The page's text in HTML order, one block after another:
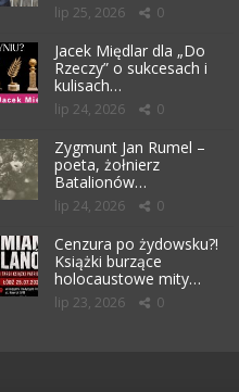
lip 25, 2026 0
Jacek Międlar dla „Do
Rzeczy” o sukcesach i
kulisach…
lip 24, 2026 0
Zygmunt Jan Rumel –
poeta, żołnierz
Batalionów…
lip 24, 2026 0
Cenzura po żydowsku?!
Książki burzące
holocaustowe mity…
lip 23, 2026 0